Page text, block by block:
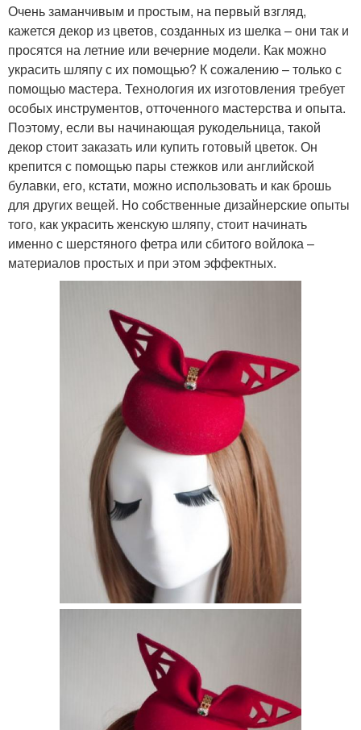
Очень заманчивым и простым, на первый взгляд,
кажется декор из цветов, созданных из шелка – они так и
просятся на летние или вечерние модели. Как можно
украсить шляпу с их помощью? К сожалению – только с
помощью мастера. Технология их изготовления требует
особых инструментов, отточенного мастерства и опыта.
Поэтому, если вы начинающая рукодельница, такой
декор стоит заказать или купить готовый цветок. Он
крепится с помощью пары стежков или английской
булавки, его, кстати, можно использовать и как брошь
для других вещей. Но собственные дизайнерские опыты
того, как украсить женскую шляпу, стоит начинать
именно с шерстяного фетра или сбитого войлока –
материалов простых и при этом эффектных.